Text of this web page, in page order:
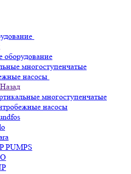
оборудование
многоступенчатые
насосы
Назад
многоступенчатые
насосы
PUMPS